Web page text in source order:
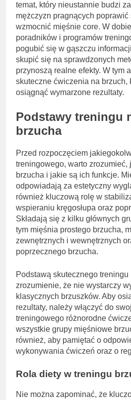
temat, który nieustannie budzi
mężczyzn pragnących
wzmocnić mięśnie core. W
poradników i programów
pogubić się w gąszczu
skupić się na sprawdzonych
przynoszą realne efekty. W tym
skuteczne ćwiczenia na brzuch,
osiągnąć wymarzone rezultaty.
Podstawy treningu
brzucha
Przed rozpoczęciem
treningowego, warto zrozumieć,
brzucha i jakie są ich funkcje.
odpowiadają za estetyczny
również kluczową rolę w
wspieraniu kręgosłupa oraz
Składają się z kilku głównych
tym mięśnia prostego brzucha,
zewnętrznych i wewnętrznych
poprzecznego brzucha.
Podstawą skutecznego treningu
zrozumienie, że nie wystarczy
klasycznych brzuszków. Aby
rezultaty, należy włączyć do
treningowego różnorodne
wszystkie grupy mięśniowe
również, aby pamiętać o
wykonywania ćwiczeń oraz o
Rola diety w treningu
Nie można zapominać, że